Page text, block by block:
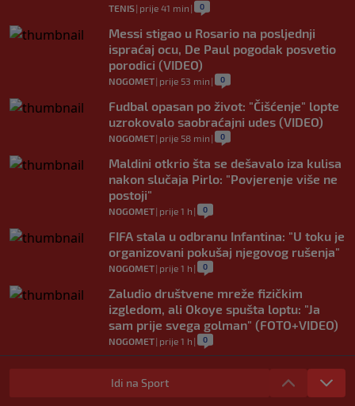
TENIS| prije 41 min | 0
Messi stigao u Rosario na posljednji
ispraćaj ocu, De Paul pogodak posvetio
porodici (VIDEO)
NOGOMET| prije 53 min | 0
Fudbal opasan po život: "Čišćenje" lopte
uzrokovalo saobraćajni udes (VIDEO)
NOGOMET| prije 58 min | 0
Maldini otkrio šta se dešavalo iza kulisa
nakon slučaja Pirlo: "Povjerenje više ne
postoji"
NOGOMET| prije 1 h | 0
FIFA stala u odbranu Infantina: "U toku je
organizovani pokušaj njegovog rušenja"
NOGOMET| prije 1 h | 0
Zaludio društvene mreže fizičkim
izgledom, ali Okoye spušta loptu: "Ja
sam prije svega golman" (FOTO+VIDEO)
NOGOMET| prije 1 h | 0
Japanac šetao Baščaršijom pa slučajno
sreo legendu Galatasaraya: Nije znao ko
Idi na Sport